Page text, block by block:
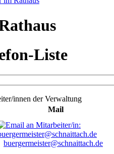
Liste
innen der Verwaltung
Mail
buergermeister@schnaittach.de